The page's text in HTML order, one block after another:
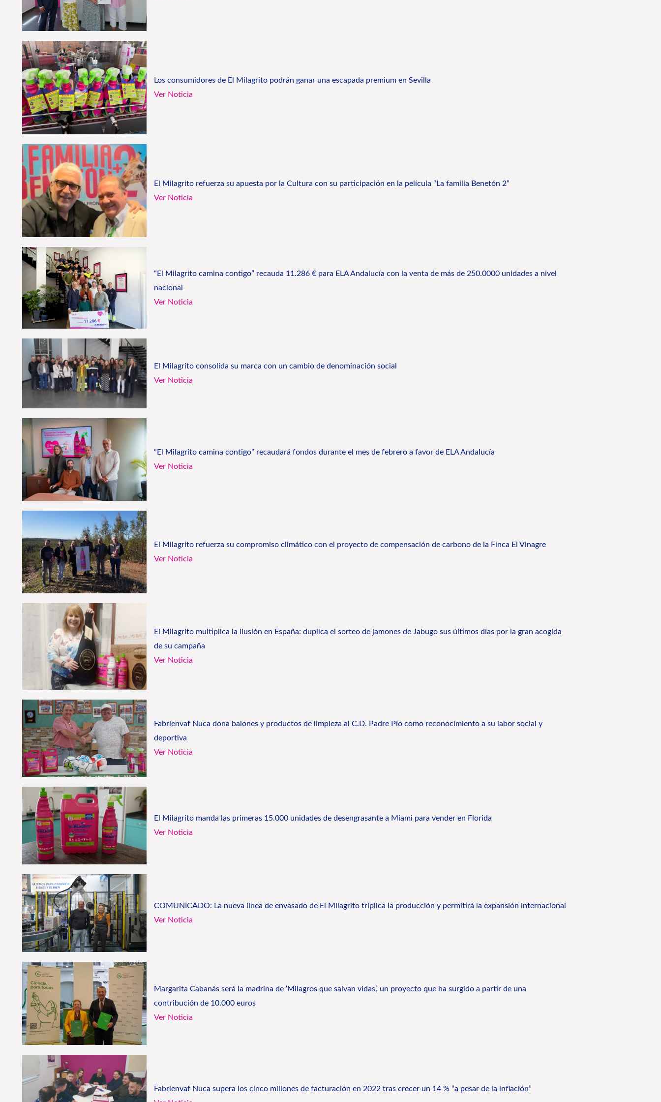
Los consumidores de El Milagrito podrán ganar una escapada premium en Sevilla
Ver Noticia
El Milagrito refuerza su apuesta por la Cultura con su participación en la película “La familia Benetón 2”
Ver Noticia
“El Milagrito camina contigo” recauda 11.286 € para ELA Andalucía con la venta de más de 250.0000 unidades a nivel
nacional
Ver Noticia
El Milagrito consolida su marca con un cambio de denominación social
Ver Noticia
“El Milagrito camina contigo” recaudará fondos durante el mes de febrero a favor de ELA Andalucía
Ver Noticia
El Milagrito refuerza su compromiso climático con el proyecto de compensación de carbono de la Finca El Vinagre
Ver Noticia
El Milagrito multiplica la ilusión en España: duplica el sorteo de jamones de Jabugo sus últimos días por la gran acogida
de su campaña
Ver Noticia
Fabrienvaf Nuca dona balones y productos de limpieza al C.D. Padre Pío como reconocimiento a su labor social y
deportiva
Ver Noticia
El Milagrito manda las primeras 15.000 unidades de desengrasante a Miami para vender en Florida
Ver Noticia
COMUNICADO: La nueva línea de envasado de El Milagrito triplica la producción y permitirá la expansión internacional
Ver Noticia
Margarita Cabanás será la madrina de ‘Milagros que salvan vidas’, un proyecto que ha surgido a partir de una
contribución de 10.000 euros
Ver Noticia
Fabrienvaf Nuca supera los cinco millones de facturación en 2022 tras crecer un 14 % “a pesar de la inflación”